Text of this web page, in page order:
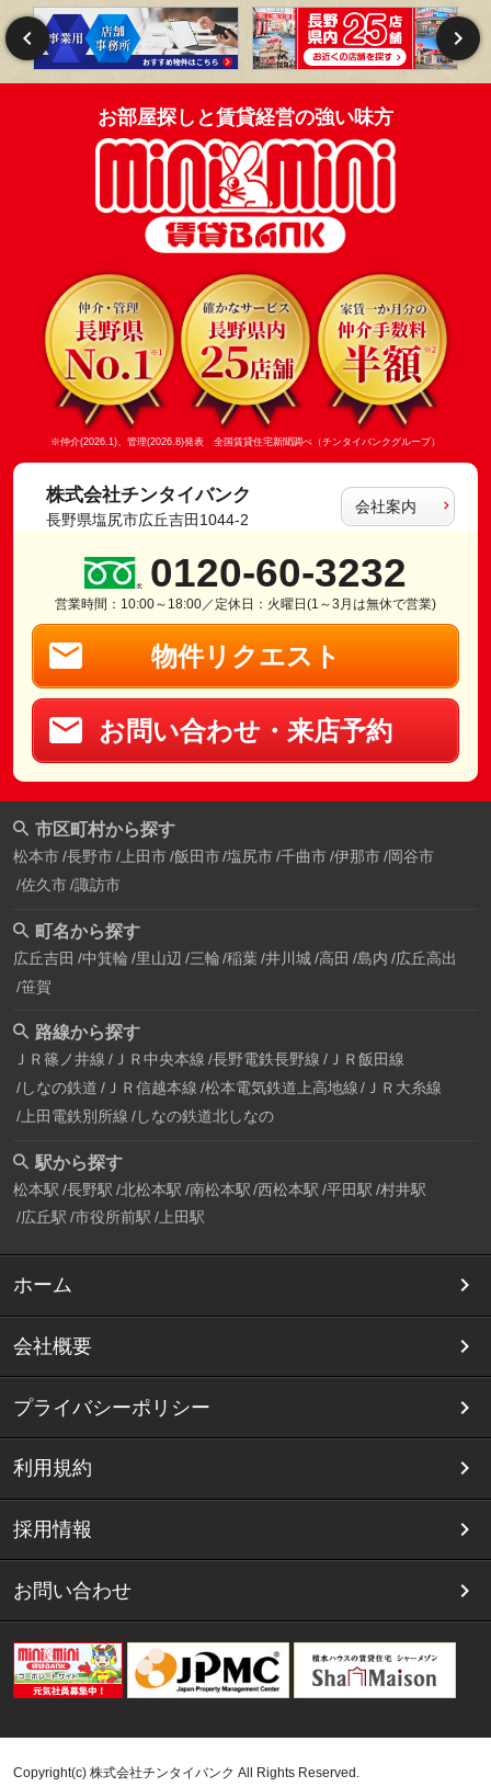
お部屋探しと賃貸経営の強い味方
※仲介(2026.1)、管理(2026.8)発表 全国賃貸住宅新聞調べ（チンタイバンクグループ）
株式会社チンタイバンク
長野県塩尻市広丘吉田1044-2
会社案内
0120-60-3232
営業時間：10:00～18:00／定休日：火曜日(1～3月は無休で営業)
物件リクエスト
お問い合わせ・来店予約
市区町村から探す
松本市 長野市 上田市 飯田市 塩尻市 千曲市 伊那市 岡谷市
佐久市 諏訪市
町名から探す
広丘吉田 中箕輪 里山辺 三輪 稲葉 井川城 高田 島内 広丘高出
笹賀
路線から探す
ＪＲ篠ノ井線 ＪＲ中央本線 長野電鉄長野線 ＪＲ飯田線
しなの鉄道 ＪＲ信越本線 松本電気鉄道上高地線
ＪＲ大糸線
上田電鉄別所線 しなの鉄道北しなの
駅から探す
松本駅 長野駅 北松本駅 南松本駅 西松本駅 平田駅 村井駅
広丘駅 市役所前駅 上田駅
ホーム
会社概要
プライバシーポリシー
利用規約
採用情報
お問い合わせ
Copyright(c) 株式会社チンタイバンク All Rights Reserved.